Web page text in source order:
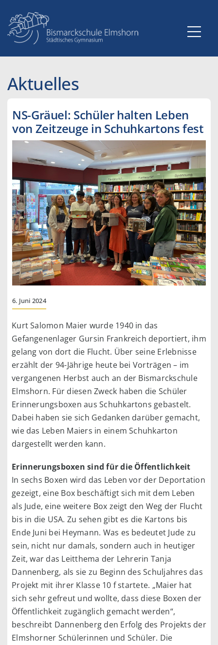
Inhalt
springen
Aktuelles
NS-Gräuel: Schüler halten Leben
von Zeitzeuge in Schuhkartons fest
6. Juni 2024
Kurt Salomon Maier wurde 1940 in das
Gefangenenlager Gursin Frankreich deportiert, ihm
gelang von dort die Flucht. Über seine Erlebnisse
erzählt der 94-Jährige heute bei Vorträgen – im
vergangenen Herbst auch an der Bismarckschule
Elmshorn. Für diesen Zweck haben die Schüler
Erinnerungsboxen aus Schuhkartons gebastelt.
Dabei haben sie sich Gedanken darüber gemacht,
wie das Leben Maiers in einem Schuhkarton
dargestellt werden kann.
Erinnerungsboxen sind für die Öffentlichkeit
In sechs Boxen wird das Leben vor der Deportation
gezeigt, eine Box beschäftigt sich mit dem Leben
als Jude, eine weitere Box zeigt den Weg der Flucht
bis in die USA. Zu sehen gibt es die Kartons bis
Ende Juni bei Heymann. Was es bedeutet Jude zu
sein, nicht nur damals, sondern auch in heutiger
Zeit, war das Leitthema der Lehrerin Tanja
Dannenberg, als sie zu Beginn des Schuljahres das
Projekt mit ihrer Klasse 10 f startete. „Maier hat
sich sehr gefreut und wollte, dass diese Boxen der
Öffentlichkeit zugänglich gemacht werden“,
beschreibt Dannenberg den Erfolg des Projekts der
Elmshorner Schülerinnen und Schüler. Die